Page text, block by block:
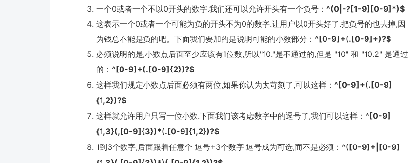
一个0或者一个不以0开头的数字.我们还可以允许开头有一个负号： ^(0|-?[1-9][0-9]*)$
这表示一个0或者一个可能为负的开头不为0的数字.让用户以0开头好了.把负号的也去掉,因
为钱总不能是负的吧。下面我们要加的是说明可能的小数部分： ^[0-9]+(.[0-9]+)?$
必须说明的是,小数点后面至少应该有1位数,所以"10."是不通过的,但是 "10" 和 "10.2" 是通过
的： ^[0-9]+(.[0-9]{2})?$
这样我们规定小数点后面必须有两位,如果你认为太苛刻了,可以这样： ^[0-9]+(.[0-9]
{1,2})?$
这样就允许用户只写一位小数.下面我们该考虑数字中的逗号了,我们可以这样： ^[0-9]
{1,3}(,[0-9]{3})*(.[0-9]{1,2})?$
1到3个数字,后面跟着任意个 逗号+3个数字,逗号成为可选,而不是必须： ^([0-9]+|[0-9]